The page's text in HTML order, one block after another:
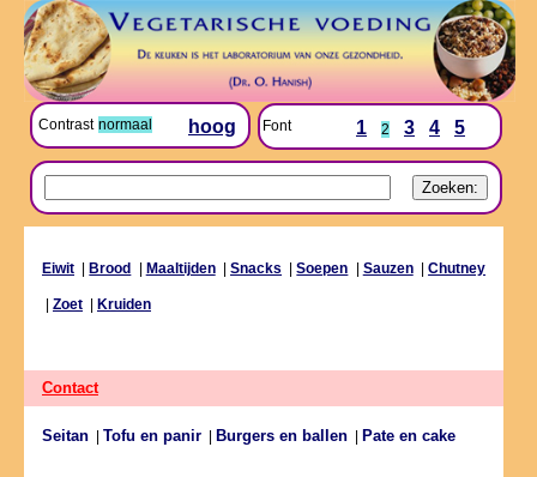
Contrast normaal hoog Font 1 2 3 4 5
Eiwit Brood Maaltijden|Snacks |Soepen Sauzen|Chutney
Zoet Kruiden
Contact
Seitan Tofu en panir Burgers en ballen Pate en cake